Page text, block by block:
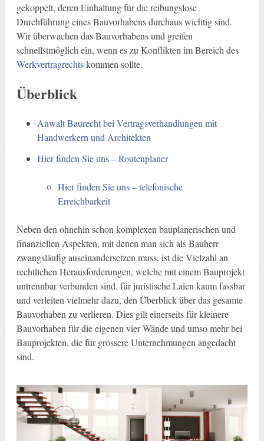
gekoppelt, deren Einhaltung für die reibungslose
Durchführung eines Bauvorhabens durchaus wichtig sind.
Wir überwachen das Bauvorhabens und greifen
schnellstmöglich ein, wenn es zu Konflikten im Bereich des
Werkvertragrechtskommen sollte.
Überblick
Anwalt Baurecht bei Vertragsverhandlungen mit
Handwerkern und Architekten
Hier finden Sie uns – Routenplaner
Hier finden Sie uns – telefonische
Erreichbarkeit
Neben den ohnehin schon komplexen bauplanerischen und
finanziellen Aspekten, mit denen man sich als Bauherr
zwangsläufig auseinandersetzen muss, ist die Vielzahl an
rechtlichen Herausforderungen, welche mit einem Bauprojekt
untrennbar verbunden sind, für juristische Laien kaum fassbar
und verleiten vielmehr dazu, den Überblick über das gesamte
Bauvorhaben zu verlieren. Dies gilt einerseits für kleinere
Bauvorhaben für die eigenen vier Wände und umso mehr bei
Bauprojekten, die für grössere Unternehmungen angedacht
sind.